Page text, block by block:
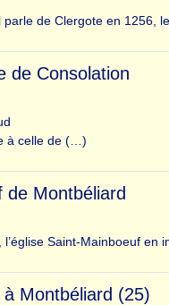
parle de Clergote en 1256,
de Consolation
à celle de (…)
de Montbéliard
l’église Saint-Mainboeuf
Montbéliard (25)